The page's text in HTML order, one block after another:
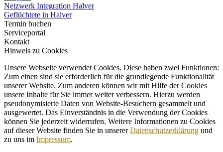
Netzwerk Integration Halver
Geflüchtete in Halver
Termin buchen
Serviceportal
Kontakt
Hinweis zu Cookies
Unsere Webseite verwendet Cookies. Diese haben zwei Funktionen:
Zum einen sind sie erforderlich für die grundlegende Funktionalität
unserer Website. Zum anderen können wir mit Hilfe der Cookies
unsere Inhalte für Sie immer weiter verbessern. Hierzu werden
pseudonymisierte Daten von Website-Besuchern gesammelt und
ausgewertet. Das Einverständnis in die Verwendung der Cookies
können Sie jederzeit widerrufen. Weitere Informationen zu Cookies
auf dieser Website finden Sie in unsererDatenschutzerklärung und
zu uns im Impressum.